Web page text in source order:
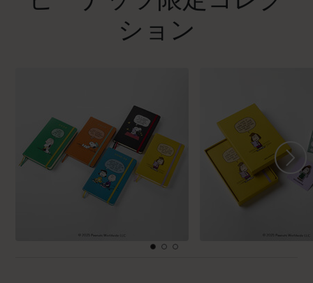
ション